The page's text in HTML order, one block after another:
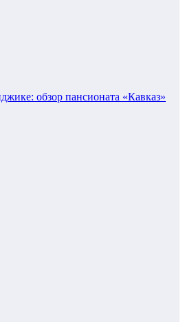
обзор пансионата «Кавказ»